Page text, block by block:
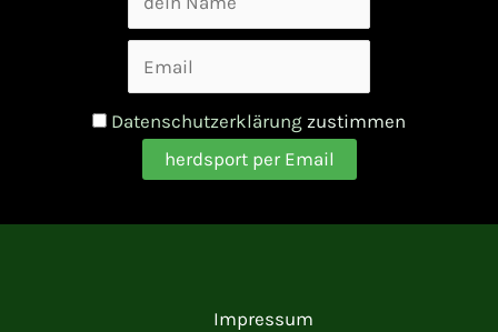
Datenschutzerklärung zustimmen
Impressum